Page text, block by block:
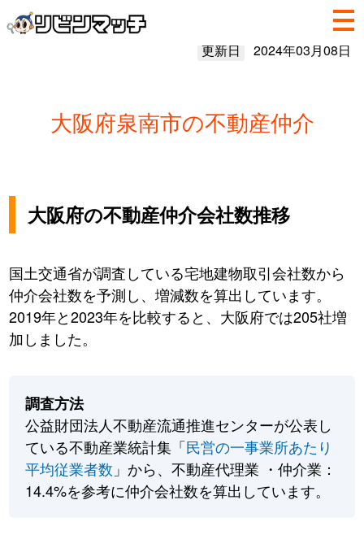
更新日 2024年03月08日
大阪府泉南市の不動産仲介
大阪府の不動産仲介会社数推移
国土交通省が調査している宅地建物取引会社数から
仲介会社数を予測し、増減数を算出しています。
2019年と2023年を比較すると、大阪府では205社増
加しました。
調査方法
公益財団法人不動産流通推進センターが公表し
ている不動産業統計集「民営の一事業所あたり
平均従業者数 」から、不動産代理業 ・仲介業：
14.4%を参考に仲介会社数を算出しています。